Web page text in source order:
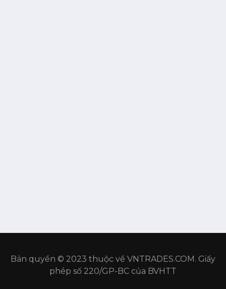
Bản quyền © 2023 thuộc về VNTRADES.COM. Giấy
phép số 220/GP-BC của BVHTT